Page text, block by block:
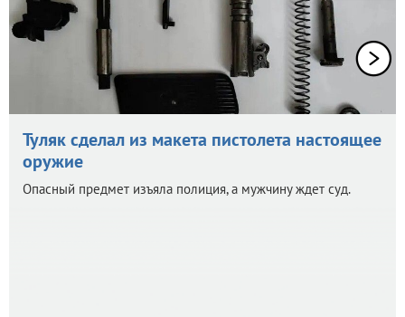
Туляк сделал из макета пистолета настоящее
оружие
Опасный предмет изъяла полиция, а мужчину ждет суд.